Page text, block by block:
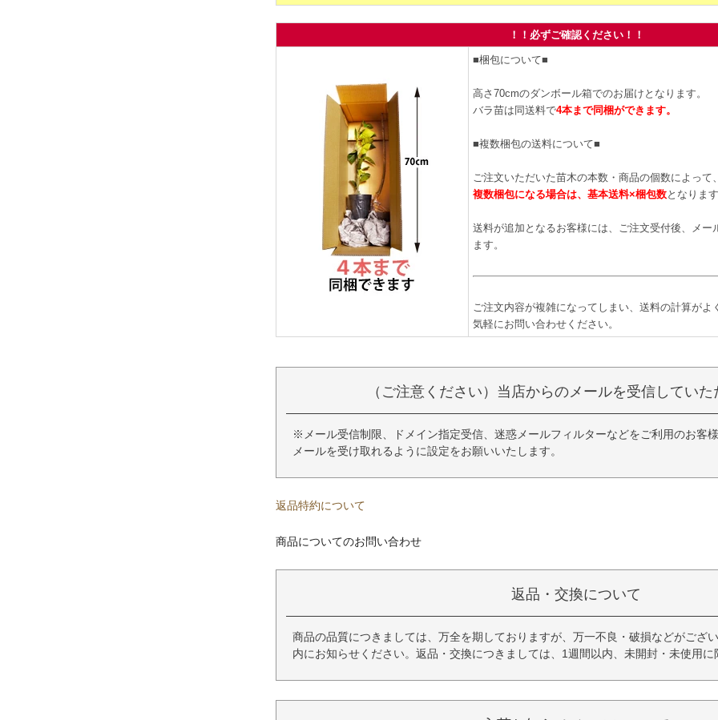
！！必ずご確認ください！！
■梱包について■
高さ70cmのダンボール箱でのお届けとなります。
バラ苗は同送料で4本まで同梱ができます。
■複数梱包の送料について■
ご注文いただいた苗木の本数・商品の個数によって、
複数梱包になる場合は、基本送料×梱包数となります
送料が追加となるお客様には、ご注文受付後、メー
ます。
ご注文内容が複雑になってしまい、送料の計算がよ
気軽にお問い合わせください。
（ご注意ください）当店からのメールを受信してい
※メール受信制限、ドメイン指定受信、迷惑メールフィルターなどをご利用のお客
メールを受け取れるように設定をお願いいたします。
返品特約について
商品についてのお問い合わせ
返品・交換について
商品の品質につきましては、万全を期しておりますが、万一不良・破損などがござ
内にお知らせください。返品・交換につきましては、1週間以内、未開封・未使用に